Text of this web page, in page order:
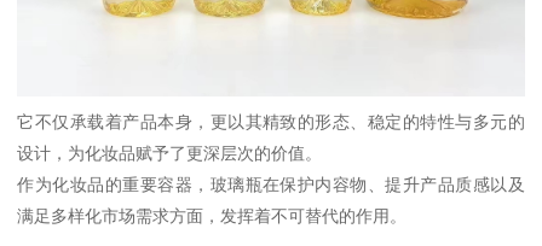
它不仅承载着产品本身，更以其精致的形态、稳定的特性与多元的
设计，为化妆品赋予了更深层次的价值。
作为化妆品的重要容器，玻璃瓶在保护内容物、提升产品质感以及
满足多样化市场需求方面，发挥着不可替代的作用。